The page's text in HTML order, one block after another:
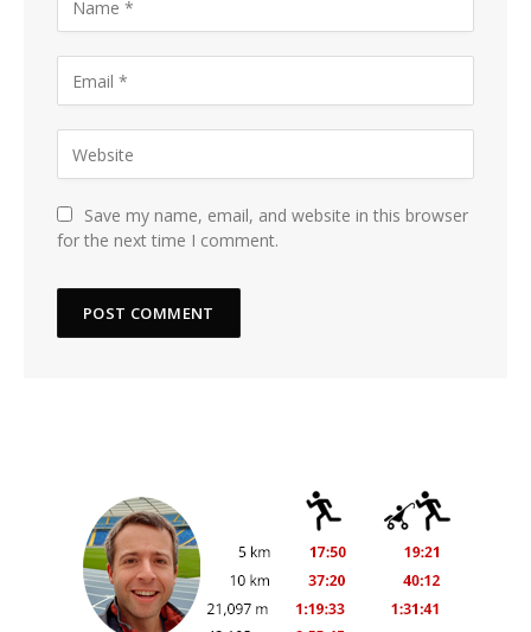
Save my name, email, and website in this browser
for the next time I comment.